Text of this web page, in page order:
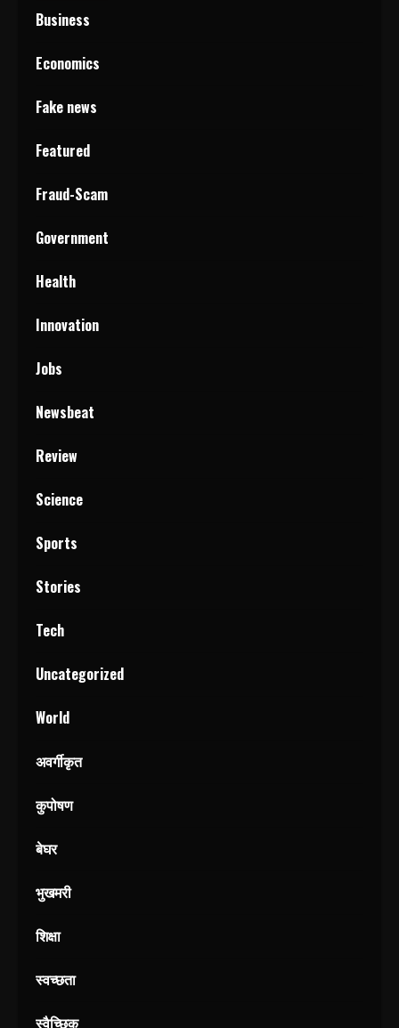
Business
Economics
Fake news
Featured
Fraud-Scam
Government
Health
Innovation
Jobs
Newsbeat
Review
Science
Sports
Stories
Tech
Uncategorized
World
अवर्गीकृत
कुपोषण
बेघर
भुखमरी
शिक्षा
स्वच्छता
स्वैच्छिक